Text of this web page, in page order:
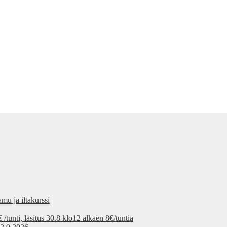
ja iltakurssi
lasitus 30.8 klo12 alkaen 8€/tuntia